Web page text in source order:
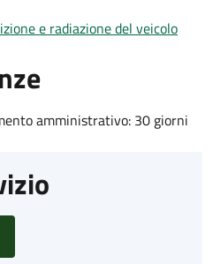
e radiazione del veicolo
amministrativo: 30 giorni